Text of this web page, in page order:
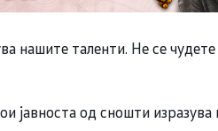
нашите таленти. Не се чудете
јавноста од сношти изразува